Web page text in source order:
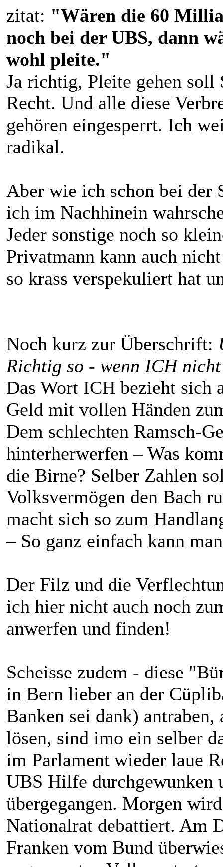
zitat: "Wären die 60
noch bei der UBS, dann
wohl pleite."
Ja richtig, Pleite gehen
Recht. Und alle diese
gehören eingesperrt. Ich
radikal.
Aber wie ich schon bei der
ich im Nachhinein
Jeder sonstige noch so
Privatmann kann auch
so krass verspekuliert hat
Noch kurz zur Überschrift:
Richtig so - wenn ICH
Das Wort ICH bezieht
Geld mit vollen Händen
Dem schlechten Ramsch-
hinterherwerfen – Was
die Birne? Selber Zahlen
Volksvermögen den Bach
macht sich so zum
– So ganz einfach kann
Der Filz und die
ich hier nicht auch noch
anwerfen und finden!
Scheisse zudem - diese
in Bern lieber an der
Banken sei dank)
lösen, sind imo ein selber
im Parlament wieder laue
UBS Hilfe durchgewunken
übergegangen. Morgen
Nationalrat debattiert. Am
Franken vom Bund